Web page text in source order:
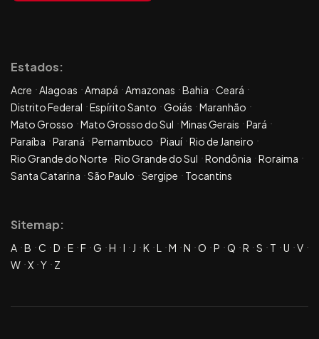
Estados:
Acre Alagoas Amapá Amazonas Bahia
Ceará
Distrito Federal
Espírito Santo Goiás
Maranhão
Mato Grosso
Mato Grosso do Sul Minas Gerais
Pará
Paraíba
Paraná Pernambuco Piauí Rio de Janeiro
Rio Grande do Norte
Rio Grande do Sul Rondônia
Roraima
Santa Catarina
São Paulo Sergipe Tocantins
Sitemap:
A B C D E F G H I J K L M N O P Q R S T U
V
W X Y Z